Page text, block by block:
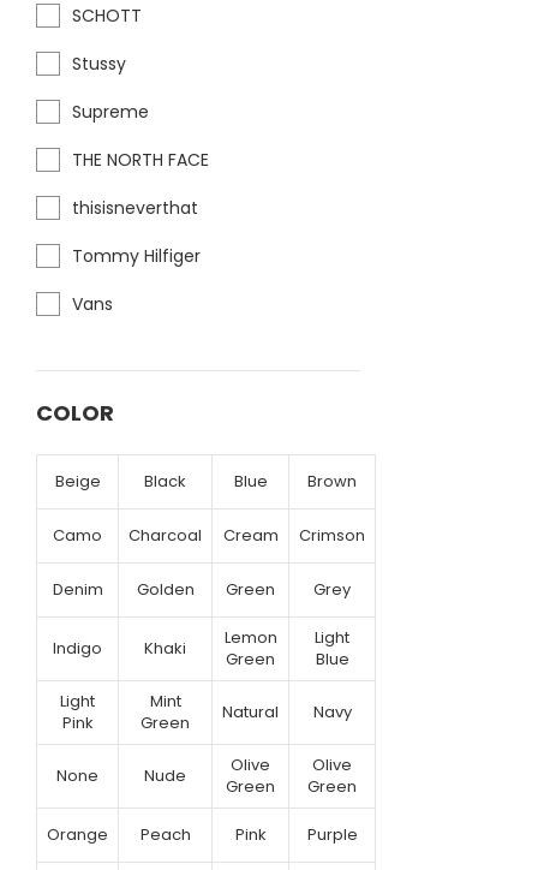
SCHOTT
Stussy
Supreme
THE NORTH FACE
thisisneverthat
Tommy Hilfiger
Vans
COLOR
Beige Black Blue Brown
Camo Charcoal Cream Crimson
Denim Golden Green Grey
Indigo Khaki
Lemon
Green
Light
Blue
Light
Pink
Mint
Green
Natural Navy
None Nude
Olive
Green
Olive
Green
Orange Peach Pink Purple